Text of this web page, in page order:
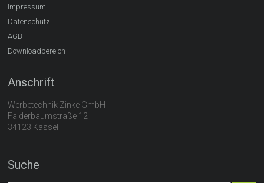
Impressum
Datenschutz
AGB
Downloadbereich
Anschrift
Werbetechnik Zinke GmbH
Falderbaumstraße 12
34123 Kassel
Suche